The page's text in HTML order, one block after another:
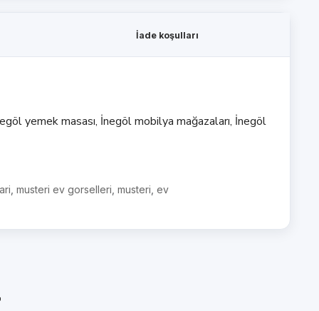
İade koşulları
yemek masası, İnegöl mobilya mağazaları, İnegöl
, musteri ev gorselleri, musteri, ev